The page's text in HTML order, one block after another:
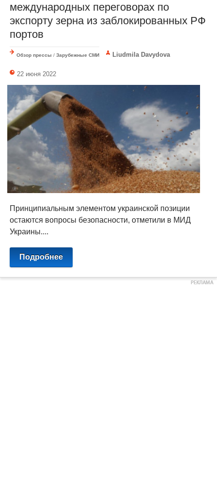
международных переговорах по
экспорту зерна из заблокированных РФ
портов
Обзор прессы / Зарубежные СМИ Liudmila Davydova
22 июня 2022
Принципиальным элементом украинской позиции
остаются вопросы безопасности, отметили в МИД
Украины....
Подробнее